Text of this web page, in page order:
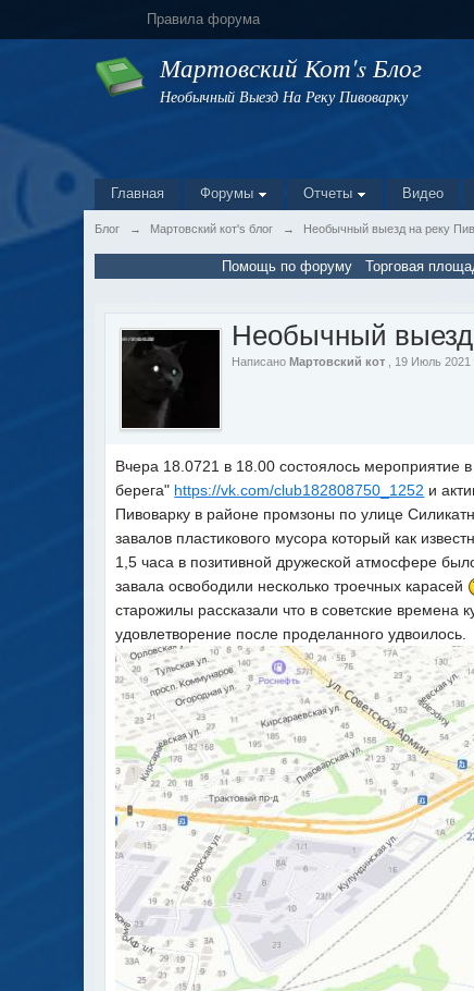
Правила форума
Мартовский Кот's Блог
Необычный Выезд На Реку Пивоварку
Главная Форумы Отчеты Видео
Блог → Мартовский кот's блог → Необычный выезд на реку
Помощь по форуму Торговая
Необычный
НаписаноМартовский кот , 19 Июль
Вчера 18.0721 в 18.00 состоялось мероприятие
берега" https://vk.com/club182808750_1252 и
Пивоварку в районе промзоны по улице
завалов пластикового мусора который как
1,5 часа в позитивной дружеской атмосфере
завала освободили несколько троечных карасей
старожилы рассказали что в советские времена
удовлетворение после проделанного удвоилось.